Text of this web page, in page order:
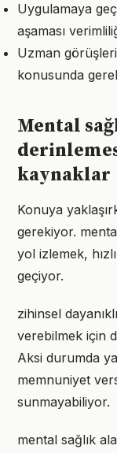
Uygulamaya
aşaması
Uzman
konusunda
Mental
kaynaklar
Konuya
gerekiyor.
yol izlemek,
geçiyor.
zihinsel
verebilmek için
Aksi durumda
memnuniyet
sunmayabiliyor.
mental sağlık